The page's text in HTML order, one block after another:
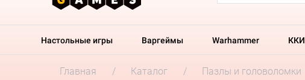
Настольные игры Варгеймы Warhammer ККИ
Главная Каталог Пазлы и головоломки